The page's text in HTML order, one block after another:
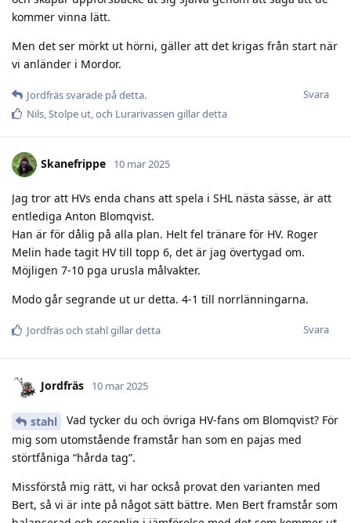
kommer vinna lätt.
Men det ser mörkt ut hörni, gäller att det krigas från start när
vi anländer i Mordor.
Svara
Jordfrässvarade på detta.
Nils,Stolpe ut, och Lurarivassen gillar detta
Skanefrippe 10 mar 2025
Jag tror att HVs enda chans att spela i SHL nästa sässe, är att
entlediga Anton Blomqvist.
Han är för dålig på alla plan. Helt fel tränare för HV. Roger
Melin hade tagit HV till topp 6, det är jag övertygad om.
Möjligen 7-10 pga urusla målvakter.
Modo går segrande ut ur detta. 4-1 till norrlänningarna.
Svara
Jordfräsoch stahlgillar detta
Jordfräs 10 mar 2025
stahl
Vad tycker du och övriga HV-fans om Blomqvist? För
mig som utomstående framstår han som en pajas med
störtfåniga “hårda tag”.
Missförstå mig rätt, vi har också provat den varianten med
Bert, så vi är inte på något sätt bättre. Men Bert framstår som